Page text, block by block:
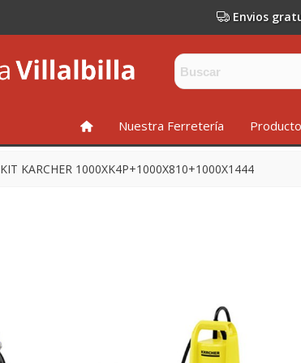
Envios
INICIONuestra Ferretería
KIT KARCHER 1000XK4P+1000X810+1000X1444